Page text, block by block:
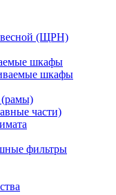
(ЩРН)
шкафы
шкафы
части)
фильтры